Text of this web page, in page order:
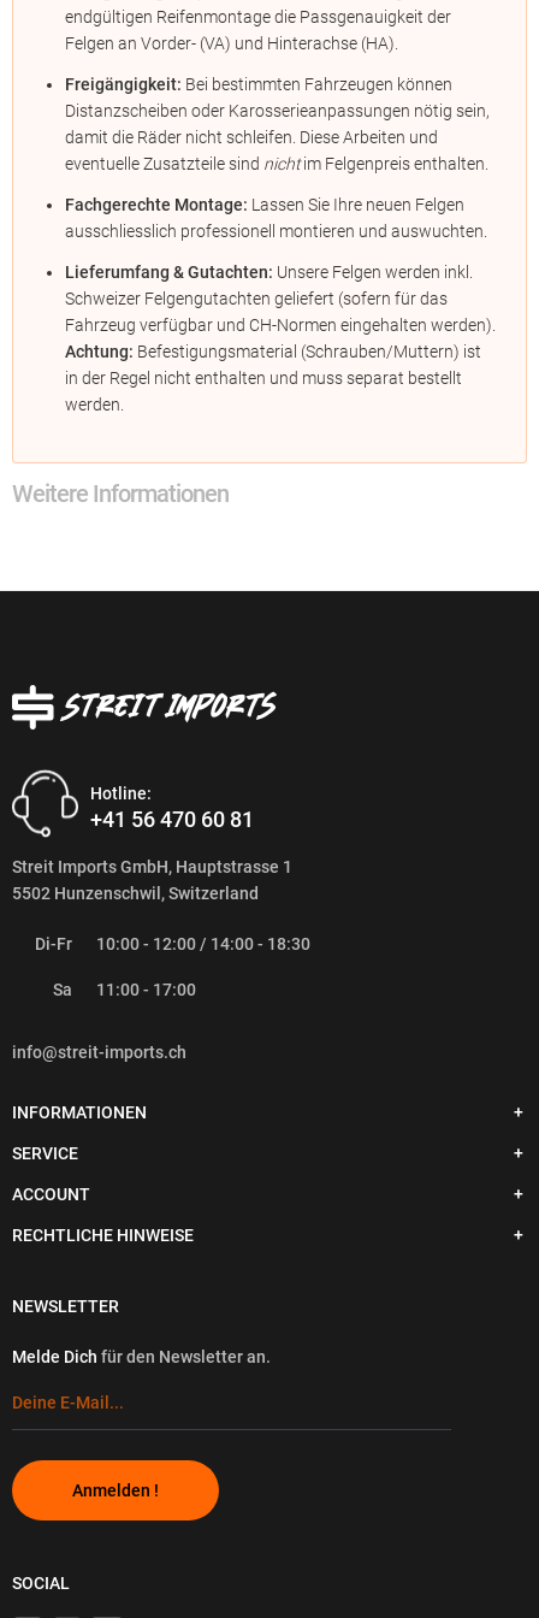
endgültigen Reifenmontage die Passgenauigkeit der
Felgen an Vorder- (VA) und Hinterachse (HA).
Freigängigkeit: Bei bestimmten Fahrzeugen können
Distanzscheiben oder Karosserieanpassungen nötig sein,
damit die Räder nicht schleifen. Diese Arbeiten und
eventuelle Zusatzteile sind nichtim Felgenpreis enthalten.
Fachgerechte Montage: Lassen Sie Ihre neuen Felgen
ausschliesslich professionell montieren und auswuchten.
Lieferumfang & Gutachten: Unsere Felgen werden inkl.
Schweizer Felgengutachten geliefert (sofern für das
Fahrzeug verfügbar und CH-Normen eingehalten werden).
Achtung: Befestigungsmaterial (Schrauben/Muttern) ist
in der Regel nicht enthalten und muss separat bestellt
werden.
Weitere Informationen
Hotline:
+41 56 470 60 81
Streit Imports GmbH, Hauptstrasse 1
5502 Hunzenschwil, Switzerland
Di-Fr 10:00 - 12:00 / 14:00 - 18:30
Sa 11:00 - 17:00
info@streit-imports.ch
INFORMATIONEN
SERVICE
ACCOUNT
RECHTLICHE HINWEISE
NEWSLETTER
Melde Dich für den Newsletter an.
Anmelden !
SOCIAL